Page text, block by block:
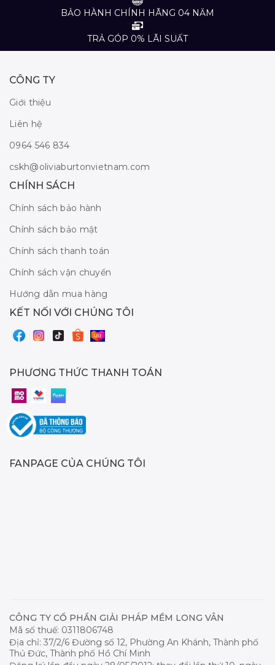
BẢO HÀNH CHÍNH HÃNG 04 NĂM
TRẢ GÓP 0% LÃI SUẤT
CÔNG TY
Giới thiệu
Liên hệ
0964 546 834
cskh@oliviaburtonvietnam.com
CHÍNH SÁCH
Chính sách bảo hành
Chính sách bảo mật
Chính sách thanh toán
Chính sách vận chuyển
Hướng dẫn mua hàng
KẾT NỐI VỚI CHÚNG TÔI
PHƯƠNG THỨC THANH TOÁN
FANPAGE CỦA CHÚNG TÔI
CÔNG TY CỔ PHẦN GIẢI PHÁP MỀM LONG VÂN
Mã số thuế: 0311806748
Địa chỉ: 37/2/6 Đường số 12, Phường An Khánh, Thành phố
Thủ Đức, Thành phố Hồ Chí Minh